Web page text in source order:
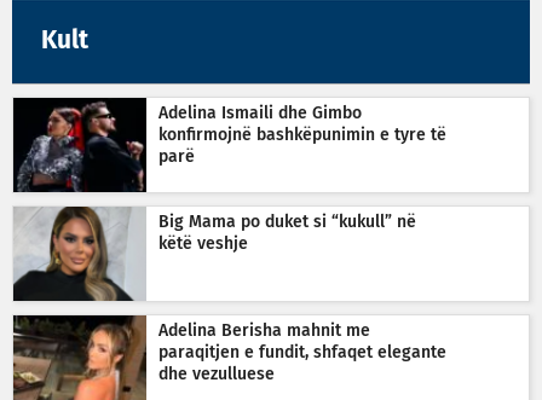
Kult
Adelina Ismaili dhe Gimbo
konfirmojnë bashkëpunimin e tyre të
parë
Big Mama po duket si “kukull” në
këtë veshje
Adelina Berisha mahnit me
paraqitjen e fundit, shfaqet elegante
dhe vezulluese